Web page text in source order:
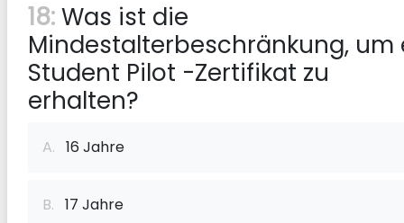
18:Was ist die
Mindestalterbeschränkung, um
Student Pilot -Zertifikat zu
erhalten?
A. 16 Jahre
B. 17 Jahre